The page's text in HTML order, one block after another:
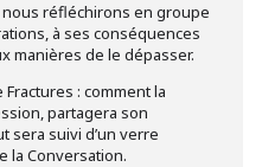
nous réfléchirons en groupe
à ses conséquences
manières de le dépasser.
: comment la
partagera son
sera suivi d’un verre
la Conversation.